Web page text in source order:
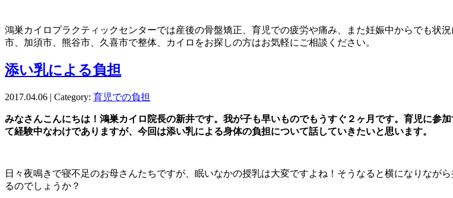
鴻巣カイロプラクティックセンターでは産後の骨盤矯正、育児での疲労や痛み、また妊娠中からでも状
市、加須市、熊谷市、久喜市で整体、カイロをお探しの方はお気軽にご相談ください。
添い乳による負担
2017.04.06 | Category: 育児での負担
みなさんこんにちは！鴻巣カイロ院長の新井です。我が子も早いものでもうすぐ２ヶ月です。育児に参
て経験中なわけでありますが、今回は添い乳による身体の負担について話していきたいと思います。
日々夜鳴きで寝不足のお母さんたちですが、眠いなかの授乳は大変ですよね！そうなると横になりなが
るのでしょうか？